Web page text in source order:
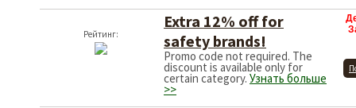
Рейтинг:
Extra 12% off for
safety brands!
Promo code not required. The
discount is available only for
certain category. Узнать больше
>>